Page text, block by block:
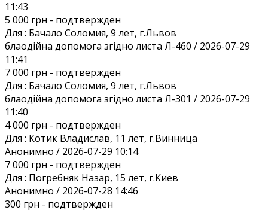
11:43
5 000 грн - подтвержден
Для : Бачало Соломия, 9 лет, г.Львов
блаодійна допомога згідно листа Л-460 / 2026-07-29
11:41
7 000 грн - подтвержден
Для : Бачало Соломия, 9 лет, г.Львов
блаодійна допомога згідно листа Л-301 / 2026-07-29
11:40
4 000 грн - подтвержден
Для : Котик Владислав, 11 лет, г.Винница
Анонимно / 2026-07-29 10:14
7 000 грн - подтвержден
Для : Погребняк Назар, 15 лет, г.Киев
Анонимно / 2026-07-28 14:46
300 грн - подтвержден